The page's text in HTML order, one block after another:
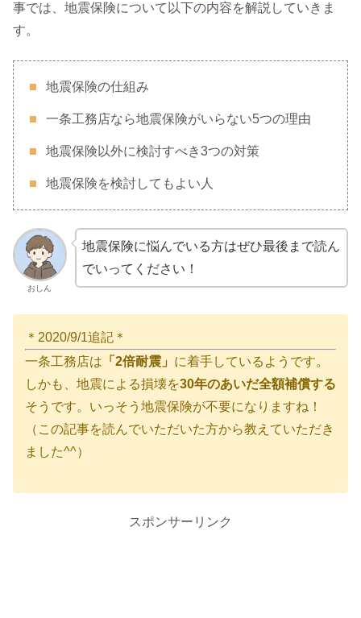
事では、地震保険について以下の内容を解説していきま
す。
地震保険の仕組み
一条工務店なら地震保険がいらない5つの理由
地震保険以外に検討すべき3つの対策
地震保険を検討してもよい人
おしん
地震保険に悩んでいる方はぜひ最後まで読ん
でいってください！
＊2020/9/1追記＊
一条工務店は 「2倍耐震」 に着手しているようです。
しかも、地震による損壊を30年のあいだ全額補償する
そうです。いっそう地震保険が不要になりますね！
（この記事を読んでいただいた方から教えていただき
ました^^）
スポンサーリンク